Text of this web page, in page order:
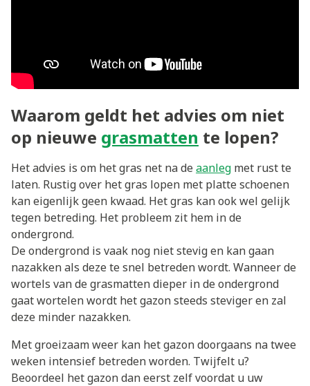
Waarom geldt het advies om niet
op nieuwe grasmatten te lopen?
Het advies is om het gras net na deaanleg met rust te
laten. Rustig over het gras lopen met platte schoenen
kan eigenlijk geen kwaad. Het gras kan ook wel gelijk
tegen betreding. Het probleem zit hem in de
ondergrond.
De ondergrond is vaak nog niet stevig en kan gaan
nazakken als deze te snel betreden wordt. Wanneer de
wortels van de grasmatten dieper in de ondergrond
gaat wortelen wordt het gazon steeds steviger en zal
deze minder nazakken.
Met groeizaam weer kan het gazon doorgaans na twee
weken intensief betreden worden. Twijfelt u?
Beoordeel het gazon dan eerst zelf voordat u uw